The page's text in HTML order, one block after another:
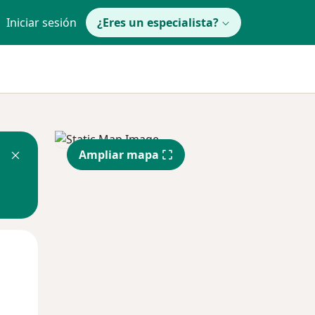
Iniciar sesión ¿Eres un especialista?
Ampliar mapa